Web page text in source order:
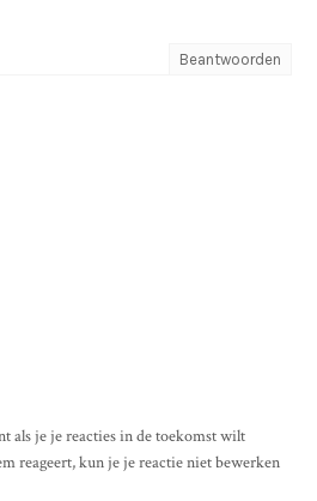
Beantwoorden
als je je reacties in de toekomst wilt
reageert, kun je je reactie niet bewerken